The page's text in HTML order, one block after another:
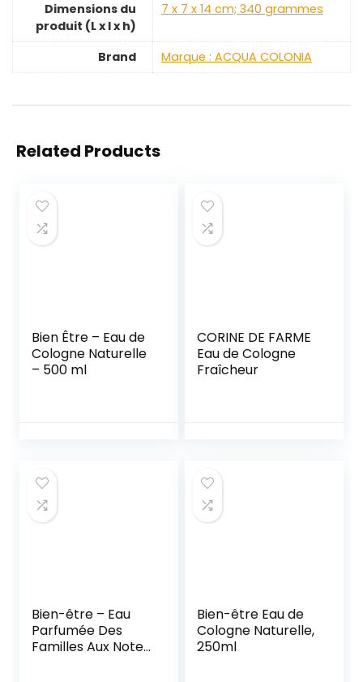
Dimensions du
produit (L x l x h)
‎7 x 7 x 14 cm; 340 grammes
Brand Marque : ACQUA COLONIA
Related Products
Bien Être – Eau de
Cologne Naturelle
– 500 ml
CORINE DE FARME
Eau de Cologne
Fraîcheur
Bien-être – Eau
Parfumée Des
Familles Aux Notes
Bien-être Eau de
Cologne Naturelle,
250ml